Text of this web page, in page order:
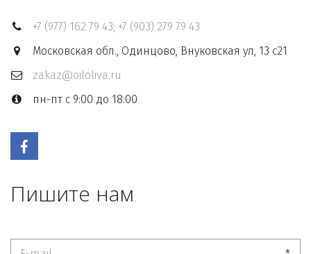
+7 (977) 162 79 43; +7 (903) 279 79 43
Московская обл., Одинцово, Внуковская ул, 13 с21
zakaz@oiloliva.ru
пн-пт с 9:00 до 18:00
Пишите нам